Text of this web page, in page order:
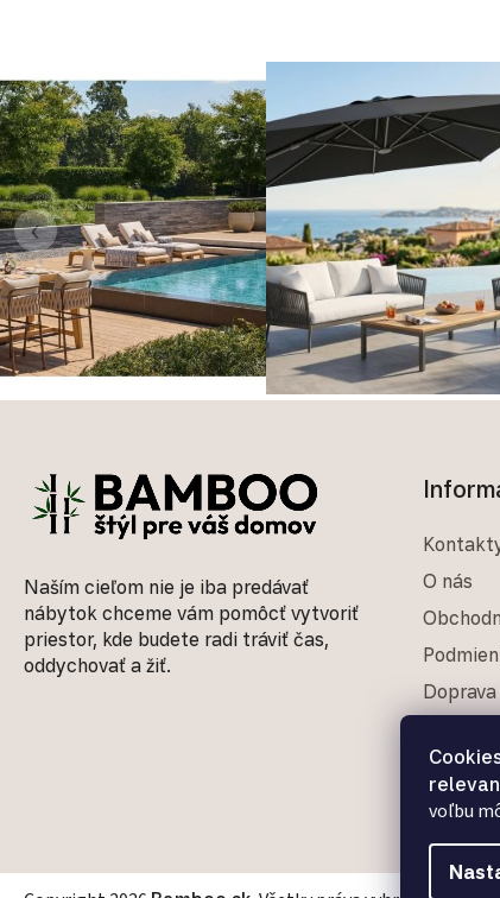
voľbu
‹
Naším cieľom nie je iba predávať
nábytok chceme vám pomôcť vytvoriť
priestor, kde budete radi tráviť čas,
oddychovať a žiť.
O nás
Blog